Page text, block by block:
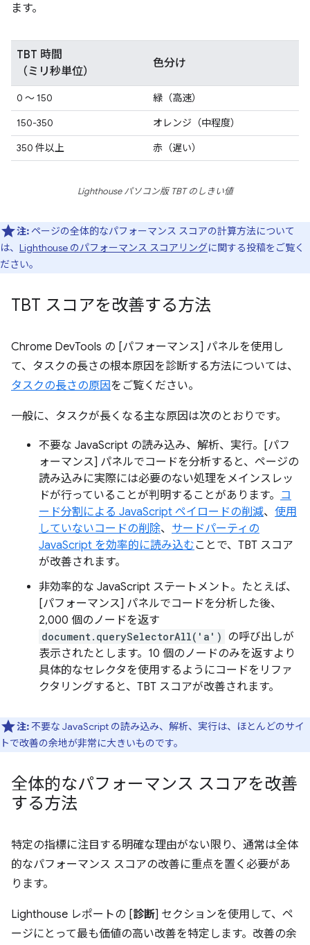
ます。
TBT 時間
（ミリ秒単位）
色分け
0 ～ 150
緑（高速）
150-350
オレンジ（中程度）
350 件以上
赤（遅い）
Lighthouse パソコン版 TBT のしきい値
注: ページの全体的なパフォーマンス スコアの計算方法について
は、 Lighthouse のパフォーマンス スコアリングに関する投稿をご覧く
ださい。
TBT スコアを改善する方法
Chrome DevTools の [パフォーマンス] パネルを使用し
て、タスクの長さの根本原因を診断する方法については、
タスクの長さの原因をご覧ください。
一般に、タスクが長くなる主な原因は次のとおりです。
不要な JavaScript の読み込み、解析、実行。[パフ
ォーマンス] パネルでコードを分析すると、ページの
読み込みに実際には必要のない処理をメインスレッ
ドが行っていることが判明することがあります。 コ
ード分割による JavaScript ペイロードの削減、 使用
していないコードの削除、 サードパーティの
JavaScript を効率的に読み込む ことで、TBT スコア
が改善されます。
非効率的な JavaScript ステートメント。たとえば、
[パフォーマンス] パネルでコードを分析した後、
2,000 個のノードを返す
document.querySelectorAll('a') の呼び出しが
表示されたとします。10 個のノードのみを返すより
具体的なセレクタを使用するようにコードをリファ
クタリングすると、TBT スコアが改善されます。
注:不要な JavaScript の読み込み、解析、実行は、ほとんどのサイ
トで改善の余地が非常に大きいものです。
全体的なパフォーマンス スコアを改善
する方法
特定の指標に注目する明確な理由がない限り、通常は全体
的なパフォーマンス スコアの改善に重点を置く必要があ
ります。
Lighthouse レポートの [診断] セクションを使用して、ペ
ージにとって最も価値の高い改善を特定します。改善の余